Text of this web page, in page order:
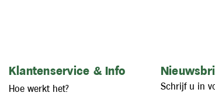
Klantenservice & Info
Hoe werkt het?
Schrijf u in